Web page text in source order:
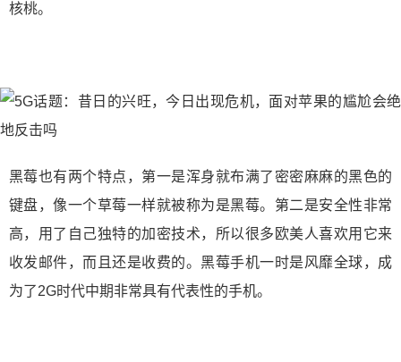
核桃。
黑莓也有两个特点，第一是浑身就布满了密密麻麻的黑色的
键盘，像一个草莓一样就被称为是黑莓。第二是安全性非常
高，用了自己独特的加密技术，所以很多欧美人喜欢用它来
收发邮件，而且还是收费的。黑莓手机一时是风靡全球，成
为了2G时代中期非常具有代表性的手机。